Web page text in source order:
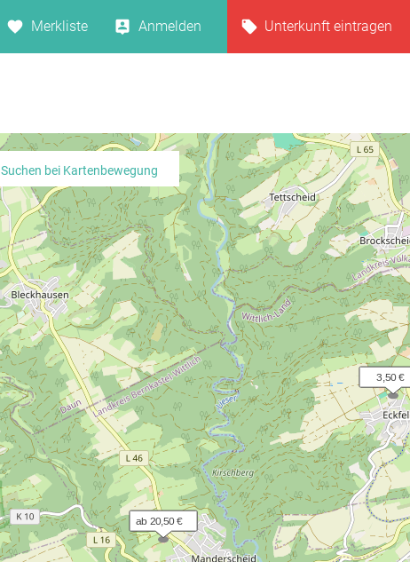
Merkliste Anmelden Unterkunft eintragen
    3,50 €
ab 20,50 €
Suchen bei Kartenbewegung